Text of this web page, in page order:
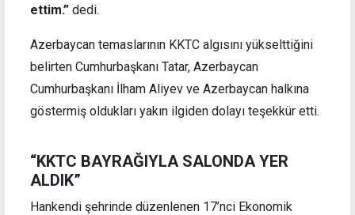
ettim.” dedi.
Azerbaycan temaslarının KKTC algısını yükselttiğini
belirten Cumhurbaşkanı Tatar, Azerbaycan
Cumhurbaşkanı İlham Aliyev ve Azerbaycan halkına
göstermiş oldukları yakın ilgiden dolayı teşekkür etti.
“KKTC BAYRAĞIYLA SALONDA YER
ALDIK”
Hankendi şehrinde düzenlenen 17’nci Ekonomik